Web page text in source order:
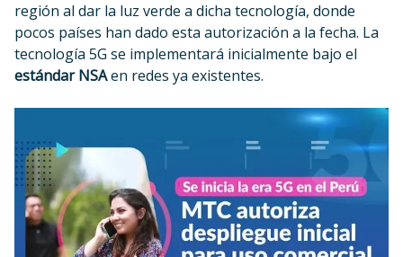
región al dar la luz verde a dicha tecnología, donde
pocos países han dado esta autorización a la fecha. La
tecnología 5G se implementará inicialmente bajo el
estándar NSAen redes ya existentes.